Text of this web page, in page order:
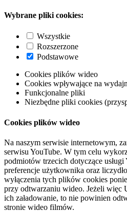
Wybrane pliki cookies:
Wszystkie
Rozszerzone
Podstawowe
Cookies plików wideo
Cookies wpływające na
Funkcjonalne pliki
Niezbędne pliki cookies
Cookies plików wideo
Na naszym serwisie internetowym,
serwisu YouTube. W tym celu
podmiotów trzecich dotyczące
preferencje użytkownika oraz
wyłączenia tych plików cookies
przy odtwarzaniu wideo. Jeżeli więc
ich załadowanie, to nie powinien
stronie wideo filmów.